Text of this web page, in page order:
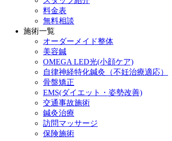
料金表
無料相談
施術一覧
オーダーメイド整体
美容鍼
OMEGA LED光(小顔ケア)
自律神経特化鍼灸（不妊治療適応）
骨盤矯正
EMS(ダイエット・姿勢改善)
交通事故施術
鍼灸治療
訪問マッサージ
保険施術